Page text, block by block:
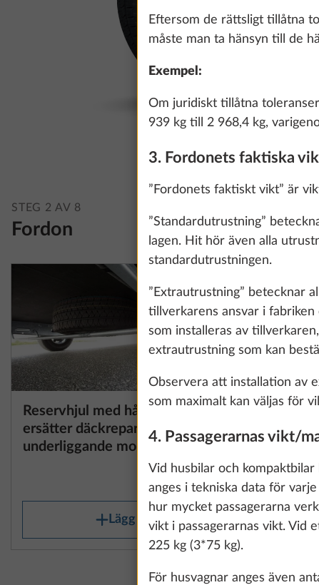
We use
improve our
data for
all". You can
information
STEG 2 AV 8
Fordon
Reservhjul med hållare,
ersätter däckreparationssats,
underliggande montering
1
Mer information
25,4 kg
6 380 kr
Lägg till
Plus
Eftersom de rättsligt tillåtna
måste man ta hänsyn till de
Exempel:
Om juridiskt tillåtna
939 kg till 2 968,4 kg,
3. Fordonets faktiska
”Fordonets faktiskt vikt” är
”Standardutrustning”
lagen. Hit hör även alla
standardutrustningen.
”Extrautrustning” betecknar
tillverkarens ansvar i
som installeras av
extrautrustning som kan
Observera att installation av
som maximalt kan väljas för
4. Passagerarnas vikt/
Vid husbilar och
anges i tekniska data för
hur mycket passagerarna
vikt i passagerarnas vikt. Vid
225 kg (3*75 kg).
För husvagnar anges även